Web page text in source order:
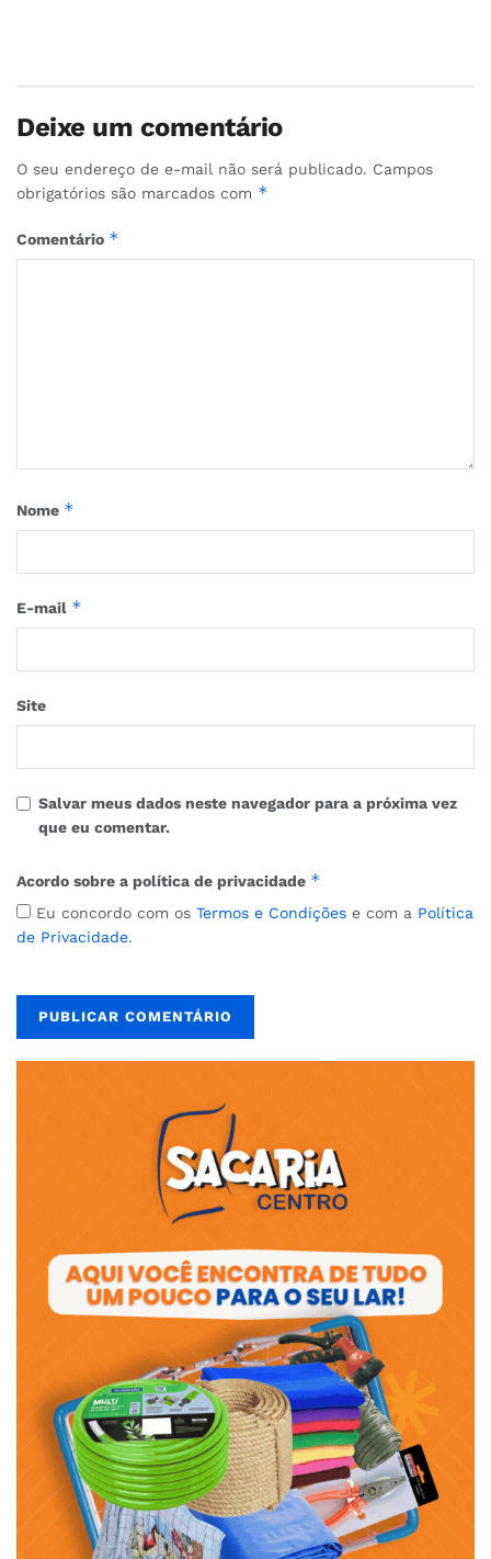
Deixe um comentário
O seu endereço de e-mail não será publicado. Campos
obrigatórios são marcados com *
Comentário *
Nome *
E-mail *
Site
Salvar meus dados neste navegador para a próxima vez
que eu comentar.
Acordo sobre a política de privacidade *
Eu concordo com os Termos e Condições e com a Política
de Privacidade.